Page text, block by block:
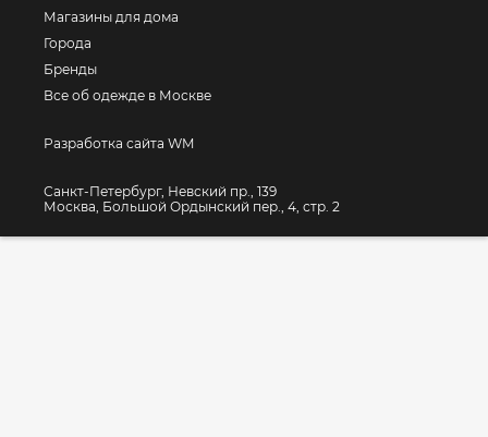
Магазины для дома
Города
Бренды
Все об одежде в Москве
Разработка сайта WM
Санкт-Петербург, Невский пр., 139
Москва, Большой Ордынский пер., 4, стр. 2